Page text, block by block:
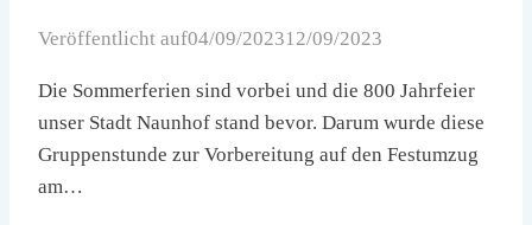
Veröffentlicht auf04/09/202312/09/2023
Die Sommerferien sind vorbei und die 800 Jahrfeier
unser Stadt Naunhof stand bevor. Darum wurde diese
Gruppenstunde zur Vorbereitung auf den Festumzug
am…